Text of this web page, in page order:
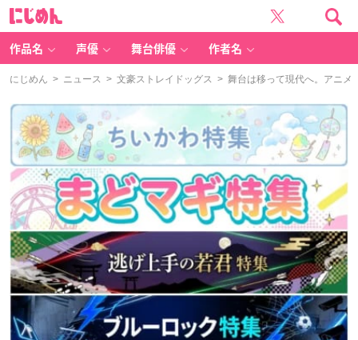
作品名 声優 舞台俳優 作者名
にじめん > ニュース > 文豪ストレイドッグス > 舞台は移って現代へ。アニメ